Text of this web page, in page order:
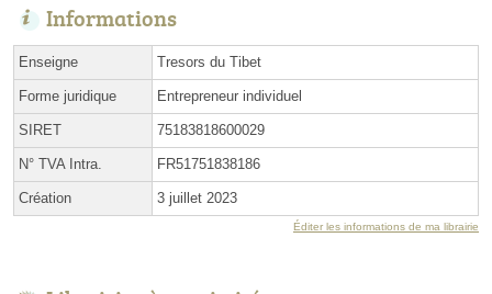
Informations
Enseigne Tresors du Tibet
Forme juridique Entrepreneur individuel
SIRET 75183818600029
N° TVA Intra. FR51751838186
Création 3 juillet 2023
Éditer les informations de ma librairie